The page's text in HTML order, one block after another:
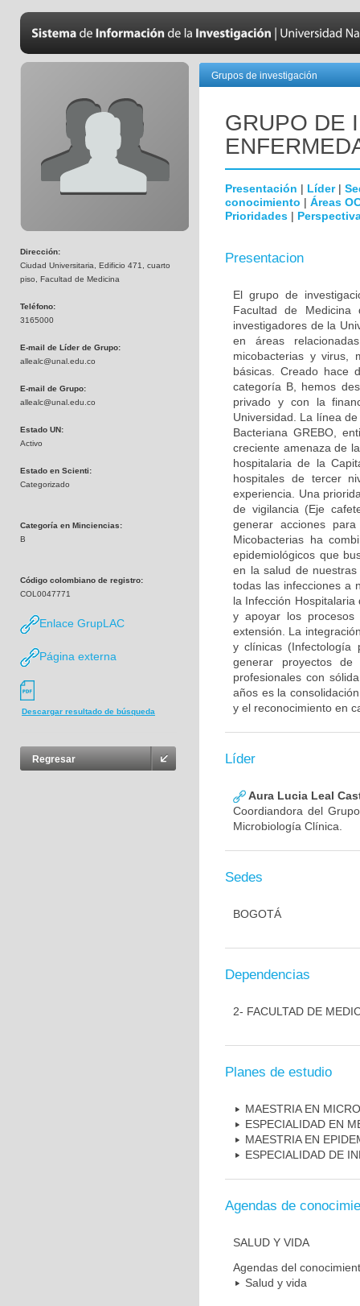
Dirección:
Ciudad Universitaria, Edificio 471, cuarto
piso, Facultad de Medicina
Teléfono:
3165000
E-mail de Líder de Grupo:
allealc@unal.edu.co
E-mail de Grupo:
allealc@unal.edu.co
Estado UN:
Activo
Estado en Scienti:
Categorizado
Categoría en Minciencias:
B
Código colombiano de registro:
COL0047771
Enlace GrupLAC
Página externa
Descargar resultado de búsqueda
Regresar
Grupos de investigación
GRUPO DE
Presentación | Líder|
conocimiento | Áreas
Prioridades |
Presentacion
El grupo de
Facultad de
investigadores de la
en áreas
micobacterias y virus,
básicas. Creado hace
categoría B, hemos
privado y con la
Universidad. La línea
Bacteriana GREBO,
creciente amenaza de
hospitalaria de la
hospitales de tercer
experiencia. Una
de vigilancia (Eje
generar acciones
Micobacterias ha
epidemiológicos que
en la salud de
todas las infecciones a
la Infección
y apoyar los
extensión. La
y clínicas (Infectología
generar proyectos
profesionales con
años es la
y el reconocimiento en
Líder
Aura Lucia Leal
Coordiandora del
Microbiología Clínica.
Sedes
BOGOTÁ
Dependencias
2- FACULTAD DE
Planes de estudio
MAESTRIA EN
ESPECIALIDAD EN
MAESTRIA EN
ESPECIALIDAD DE
Agendas de
SALUD Y VIDA
Agendas del
Salud y vida